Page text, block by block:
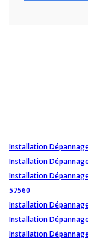
Installation
Installation
Installation
57560
Installation
Installation
Installation